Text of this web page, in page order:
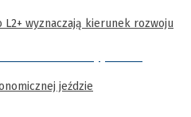
wyznaczają kierunek rozwoju
jeździe